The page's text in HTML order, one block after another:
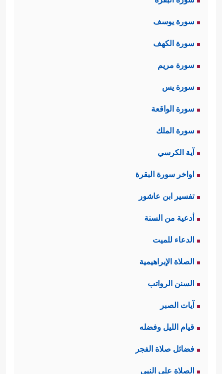
سورة يوسف
سورة الكهف
سورة مريم
سورة يس
سورة الواقعة
سورة الملك
آية الكرسي
اواخر سورة البقرة
تفسير ابن عاشور
أدعية من السنة
الدعاء للميت
الصلاة الإبراهيمية
السنن الرواتب
آيات الصبر
قيام الليل وفضله
فضائل صلاة الفجر
الصلاة على النبي